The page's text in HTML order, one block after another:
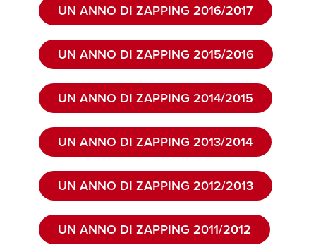
UN ANNO DI ZAPPING 2016/2017
UN ANNO DI ZAPPING 2015/2016
UN ANNO DI ZAPPING 2014/2015
UN ANNO DI ZAPPING 2013/2014
UN ANNO DI ZAPPING 2012/2013
UN ANNO DI ZAPPING 2011/2012